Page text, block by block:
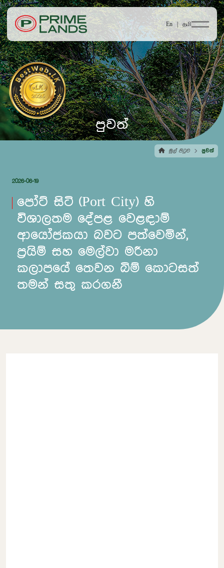
En | தமி
පුවත්
මුල් පිටුව පුවත්
2026-06-19
පෝට් සිටි (Port City) හි
විශාලතම දේපළ වෙළඳාම්
ආයෝජකයා බවට පත්වෙමින්,
ප්‍රයිම් සහ මෙල්වා මරීනා
කලාපයේ තෙවන බිම් කොටසත්
තමන් සතු කරගනී